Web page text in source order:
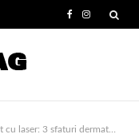
e
b
I
t
a